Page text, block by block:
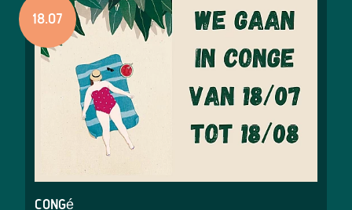
18.07
Congé